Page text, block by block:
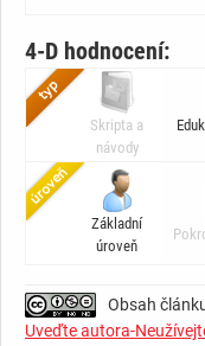
4-D hodnocení:
Skripta a
návody
Základní
úroveň
Obsah
Uveďte autora-